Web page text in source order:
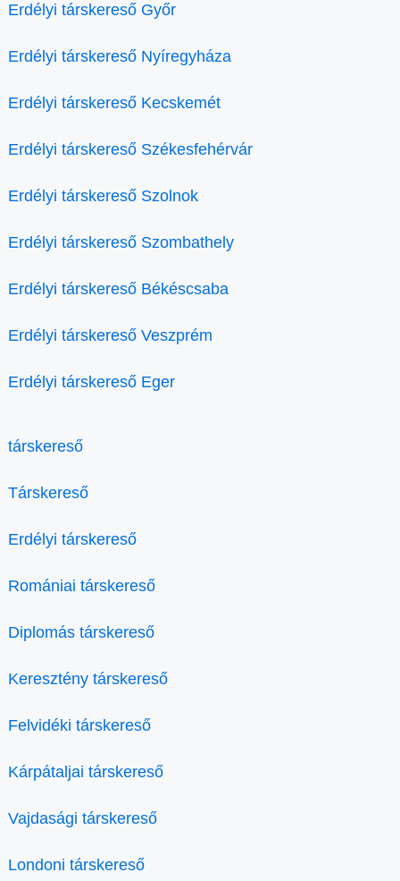
Erdélyi társkereső Győr
Erdélyi társkereső Nyíregyháza
Erdélyi társkereső Kecskemét
Erdélyi társkereső Székesfehérvár
Erdélyi társkereső Szolnok
Erdélyi társkereső Szombathely
Erdélyi társkereső Békéscsaba
Erdélyi társkereső Veszprém
Erdélyi társkereső Eger
társkereső
Társkereső
Erdélyi társkereső
Romániai társkereső
Diplomás társkereső
Keresztény társkereső
Felvidéki társkereső
Kárpátaljai társkereső
Vajdasági társkereső
Londoni társkereső